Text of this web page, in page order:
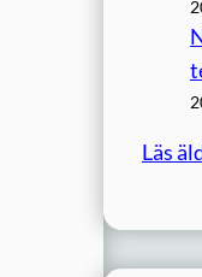
Läs